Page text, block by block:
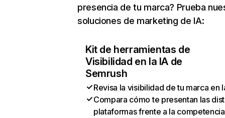
presencia de tu marca? Prueba
soluciones de marketing de IA:
Kit de herramientas de
Visibilidad en la IA de
Semrush
Revisa la visibilidad de tu marca en
Compara cómo te presentan las
plataformas frente a la competencia